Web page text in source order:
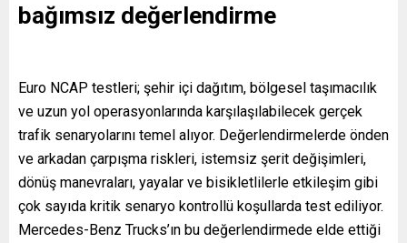
bağımsız değerlendirme
Euro NCAP testleri; şehir içi dağıtım, bölgesel taşımacılık
ve uzun yol operasyonlarında karşılaşılabilecek gerçek
trafik senaryolarını temel alıyor. Değerlendirmelerde önden
ve arkadan çarpışma riskleri, istemsiz şerit değişimleri,
dönüş manevraları, yayalar ve bisikletlilerle etkileşim gibi
çok sayıda kritik senaryo kontrollü koşullarda test ediliyor.
Mercedes-Benz Trucks’ın bu değerlendirmede elde ettiği